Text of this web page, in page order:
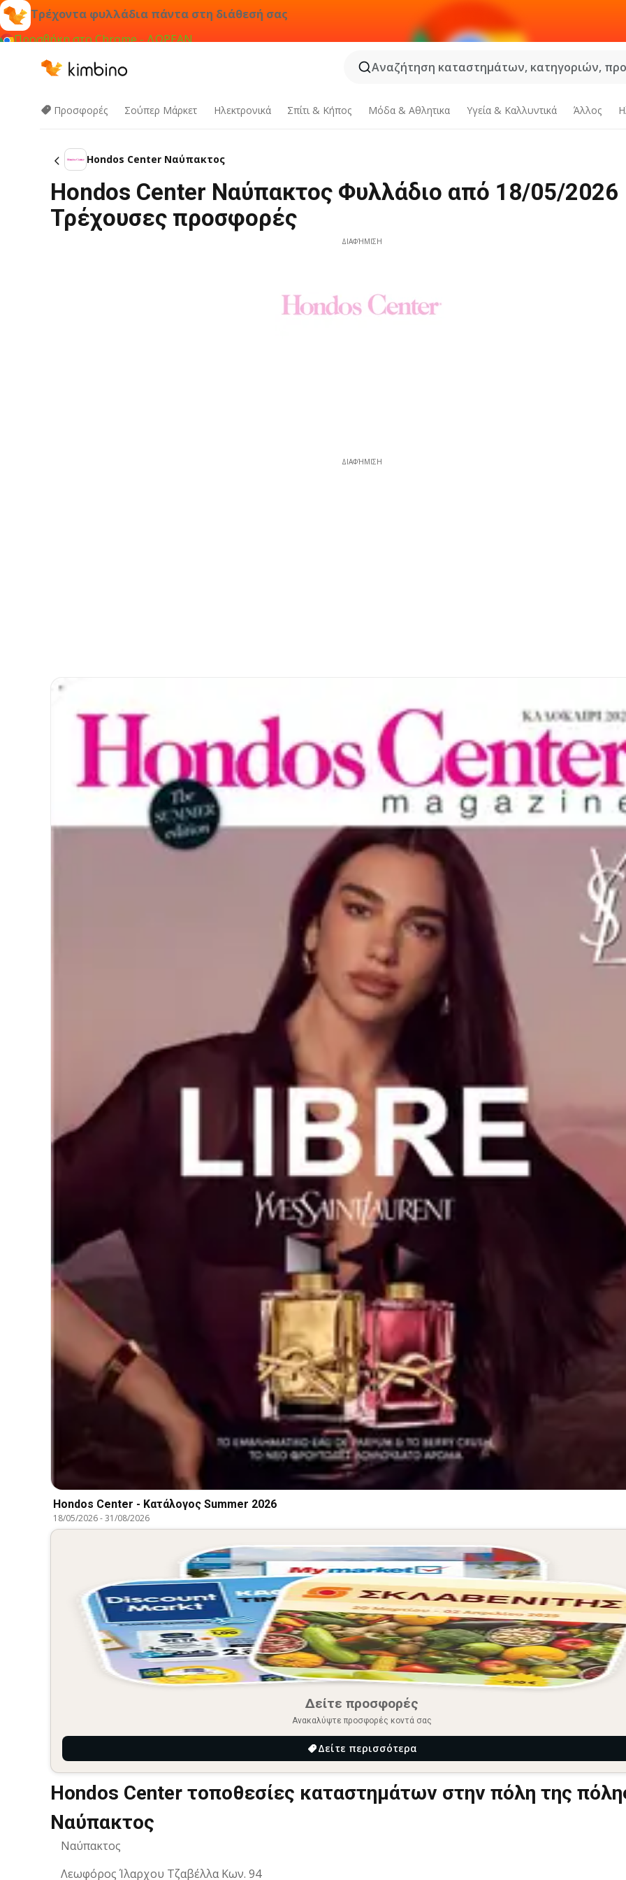
Τρέχοντα φυλλάδια πάντα στη διάθεσή σας
Προσθήκη στο Chrome - ΔΩΡΕΑΝ
Αναζήτηση καταστημάτων, κατηγοριών,
Προσφορές Σούπερ Μάρκετ Hλεκτρονικά Σπίτι & Κήπος Μόδα & Aθλητικα Υγεία & Καλλυντικά Άλλος
Hondos Center Ναύπακτος
Hondos Center Ναύπακτος Φυλλάδιο από 18/05/2026
Τρέχουσες προσφορές
ΔΙΑΦΉΜΙΣΗ
ΔΙΑΦΉΜΙΣΗ
Hondos Center - Kατάλογος Summer 2026
18/05/2026-31/08/2026
Δείτε προσφορές
Ανακαλύψτε προσφορές κοντά σας
Δείτε περισσότερα
Hondos Center τοποθεσίες καταστημάτων στην πόλη της
Ναύπακτος
Ναύπακτος
Λεωφόρος Ίλαρχου Τζαβέλλα Κων. 94